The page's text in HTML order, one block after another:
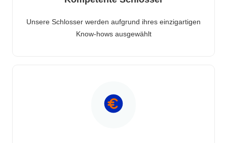
Unsere Schlosser werden aufgrund ihres einzigartigen
Know-hows ausgewählt